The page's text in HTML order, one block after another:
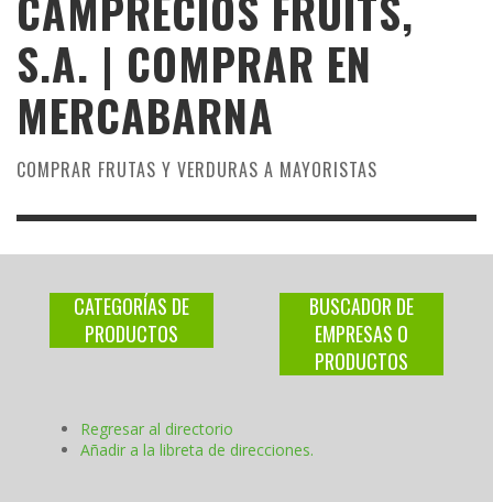
S.A. | COMPRAR EN
MERCABARNA
COMPRAR FRUTAS Y VERDURAS A MAYORISTAS
CATEGORÍAS DE
PRODUCTOS
BUSCADOR DE
EMPRESAS O
PRODUCTOS
Regresar al directorio
Añadir a la libreta de direcciones.